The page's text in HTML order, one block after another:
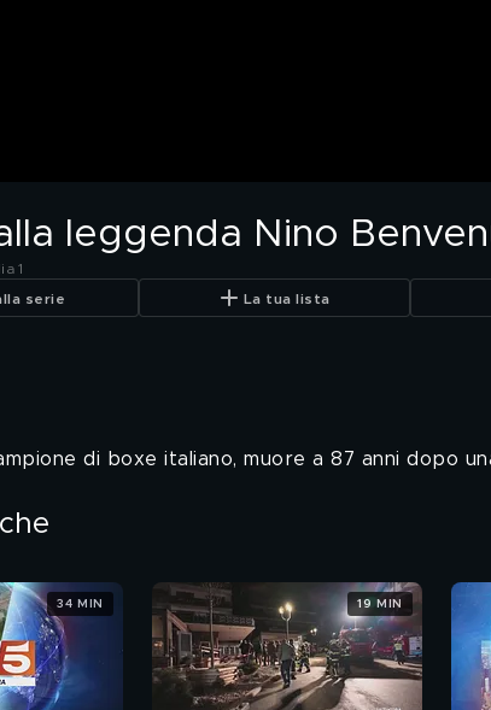
leggenda Nino
1
serie La tua lista
di boxe italiano, muore a 87 anni dopo
34 MIN 19 MIN